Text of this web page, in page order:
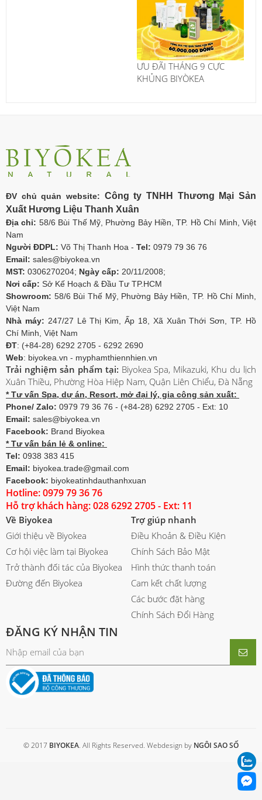
ƯU ĐÃI THÁNG 9 CỰC
KHỦNG BIYÒKEA
ĐV chủ quản website: Công ty TNHH Thương Mại Sản
Xuất Hương Liệu Thanh Xuân
Địa chỉ: 58/6 Bùi Thế Mỹ, Phường Bảy Hiền, TP. Hồ Chí Minh, Việt
Nam
Người ĐDPL: Võ Thị Thanh Hoa - Tel: 0979 79 36 76
Email: sales@biyokea.vn
MST: 0306270204; Ngày cấp: 20/11/2008;
Nơi cấp: Sở Kế Hoạch & Đầu Tư TP.HCM
Showroom: 58/6 Bùi Thế Mỹ, Phường Bảy Hiền, TP. Hồ Chí Minh,
Việt Nam
Nhà máy: 247/27 Lê Thị Kim, Ấp 18, Xã Xuân Thới Sơn, TP. Hồ
Chí Minh, Việt Nam
ĐT: (+84-28) 6292 2705 - 6292 2690
Web: biyokea.vn - myphamthiennhien.vn
Trải nghiệm sản phẩm tại: Biyokea Spa, Mikazuki, Khu du lịch
Xuân Thiều, Phường Hòa Hiệp Nam, Quận Liên Chiểu, Đà Nẵng
* Tư vấn Spa, dự án, Resort, mở đại lý, gia công sản xuất:
Phone/ Zalo: 0979 79 36 76 - (+84-28) 6292 2705 - Ext: 10
Email: sales@biyokea.vn
Facebook: Brand Biyokea
* Tư vấn bán lẻ & online:
Tel: 0938 383 415
Email: biyokea.trade@gmail.com
Facebook: biyokeatinhdauthanhxuan
Hotline: 0979 79 36 76
Hỗ trợ khách hàng: 028 6292 2705 - Ext: 11
Về Biyokea
Giới thiệu về Biyokea
Cơ hội việc làm tại Biyokea
Trở thành đối tác của Biyokea
Đường đến Biyokea
Trợ giúp nhanh
Điều Khoản & Điều Kiện
Chính Sách Bảo Mật
Hình thức thanh toán
Cam kết chất lượng
Các bước đặt hàng
Chính Sách Đổi Hàng
ĐĂNG KÝ NHẬN TIN
© 2017 BIYOKEA. All Rights Reserved. Webdesign by NGÔI SAO SỐ